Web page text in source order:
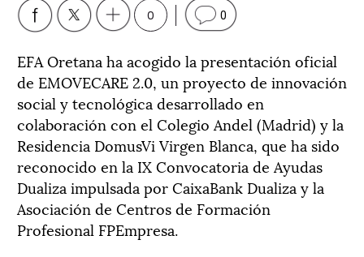
0 0
EFA Oretana ha acogido la presentación oficial
de EMOVECARE 2.0, un proyecto de innovación
social y tecnológica desarrollado en
colaboración con el Colegio Andel (Madrid) y la
Residencia DomusVi Virgen Blanca, que ha sido
reconocido en la IX Convocatoria de Ayudas
Dualiza impulsada por CaixaBank Dualiza y la
Asociación de Centros de Formación
Profesional FPEmpresa.